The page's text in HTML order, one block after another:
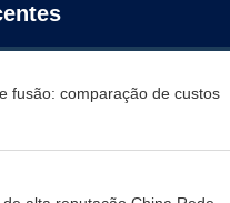
fusão: comparação de custos